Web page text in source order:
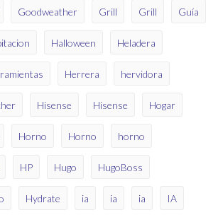
Goodweather Grill Grill Guía
Halloween Heladera
Herrera hervidora
Hisense Hisense Hogar
Horno Horno horno
HP Hugo HugoBoss
Hydrate ia ia ia IA